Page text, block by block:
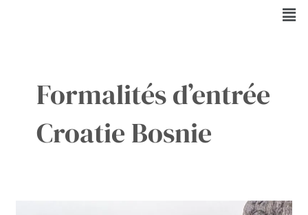
Formalités d’entrée
Croatie Bosnie